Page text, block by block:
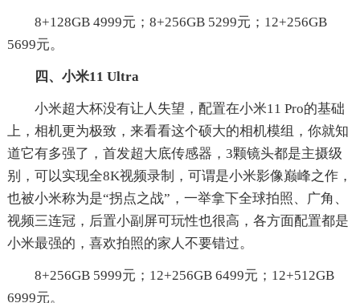
8+128GB 4999元；8+256GB 5299元；12+256GB
5699元。
四、小米11 Ultra
小米超大杯没有让人失望，配置在小米11 Pro的基础
上，相机更为极致，来看看这个硕大的相机模组，你就知
道它有多强了，首发超大底传感器，3颗镜头都是主摄级
别，可以实现全8K视频录制，可谓是小米影像巅峰之作，
也被小米称为是“拐点之战”，一举拿下全球拍照、广角、
视频三连冠，后置小副屏可玩性也很高，各方面配置都是
小米最强的，喜欢拍照的家人不要错过。
8+256GB 5999元；12+256GB 6499元；12+512GB
6999元。